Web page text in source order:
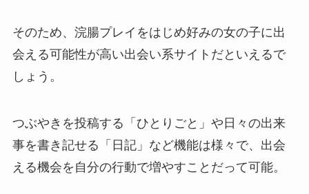
そのため、浣腸プレイをはじめ好みの女の子に出
会える可能性が高い出会い系サイトだといえるで
しょう。
つぶやきを投稿する「ひとりごと」や日々の出来
事を書き記せる「日記」など機能は様々で、出会
える機会を自分の行動で増やすことだって可能。